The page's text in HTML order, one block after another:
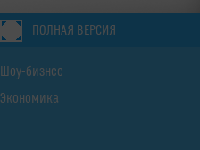
ПОЛНАЯ ВЕРСИЯ
Шоу-бизнес
Экономика